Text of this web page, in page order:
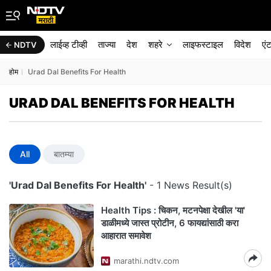
NDTV लाईव्ह टीव्ही ताज्या देश शहरे लाइफस्टाइल विदेश
होम Urad Dal Benefits For Health
URAD DAL BENEFITS FOR HEALTH
All बातम्या
'Urad Dal Benefits For Health' - 1 News Result(s)
Health Tips : चिकन, मटनपेक्षा देखील 'या'
डाळीमध्ये जास्त प्रोटीन, 6 फायद्यांसाठी करा
आहारात समावेश
marathi.ndtv.com